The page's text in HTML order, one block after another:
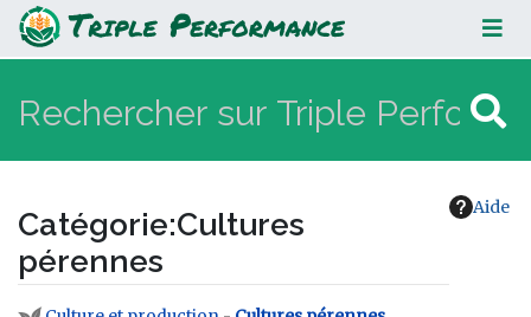
Cultures pérennes
Aide
Catégorie:Cultures
pérennes